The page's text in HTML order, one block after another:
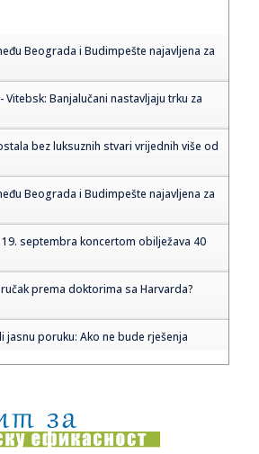
Beograda i Budimpešte najavljena za
Vitebsk: Banjalučani nastavljaju trku za
bez luksuznih stvari vrijednih više od
Beograda i Budimpešte najavljena za
septembra koncertom obilježava 40
prema doktorima sa Harvarda?
jasnu poruku: Ako ne bude rješenja
o Filadelfiji: "Ne znam gde se Braun